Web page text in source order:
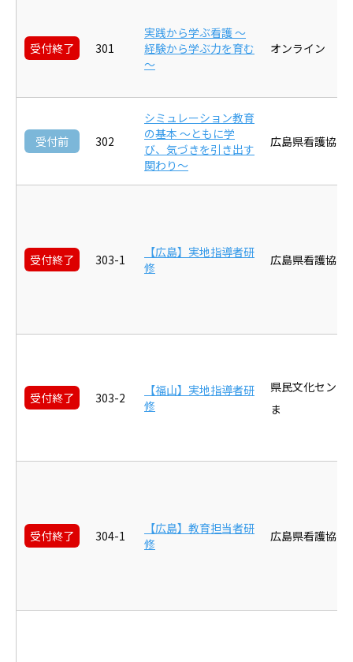
受付終了 301
実践から学ぶ看護 ～
経験から学ぶ力を育む
～
オンライン
受付前 302
シミュレーション教育
の基本 ～ともに学
び、気づきを引き出す
関わり～
広島県看護協会
受付終了 303-1
【広島】実地指導者研
修
広島県看護協会
受付終了 303-2
【福山】実地指導者研
修
県民文化センタ
ま
受付終了 304-1
【広島】教育担当者研
修
広島県看護協会